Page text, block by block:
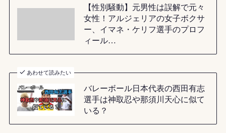
【性別騒動】元男性は誤解で元々
女性！アルジェリアの女子ボクサ
ー、イマネ・ケリフ選手のプロフ
ィール…
あわせて読みたい
バレーボール日本代表の西田有志
選手は神取忍や那須川天心に似て
いる？